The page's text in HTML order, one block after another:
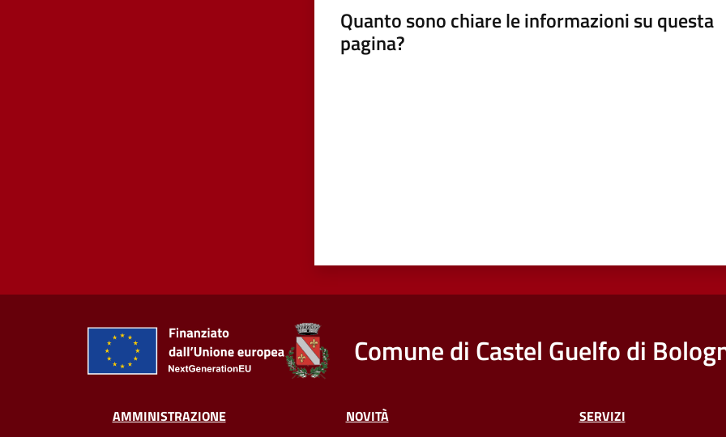
Quanto sono chiare le informazioni su questa
pagina?
Comune di Castel Guelfo di
AMMINISTRAZIONE NOVITÀ SERVIZI